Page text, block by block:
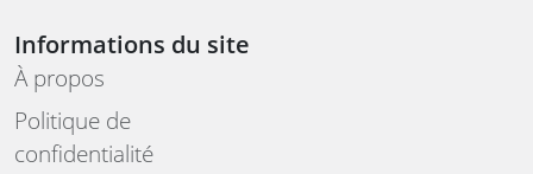
Informations du site
À propos
Politique de
confidentialité